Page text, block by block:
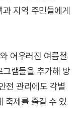
지역 주민들에게
어우러진 여름철
램들을 추가해 방
전 관리에도 각별
축제를 즐길 수 있